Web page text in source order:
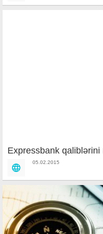
Expressbank qaliblərini
05.02.2015